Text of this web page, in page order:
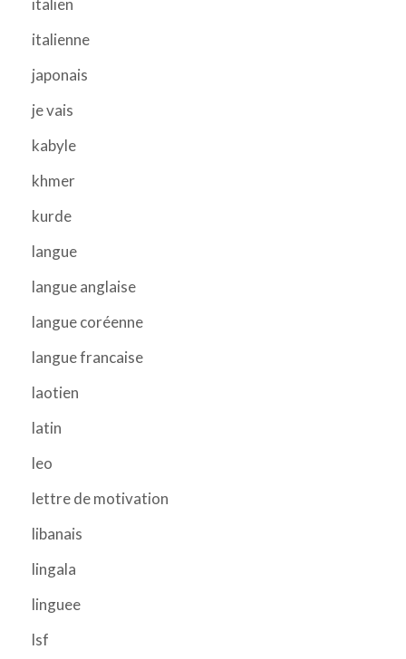
italienne
japonais
je vais
kabyle
khmer
kurde
langue
langue anglaise
langue coréenne
langue francaise
laotien
latin
leo
lettre de motivation
libanais
lingala
linguee
lsf